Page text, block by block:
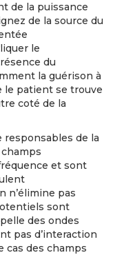
de la puissance
de la source du
le
du
la guérison à
le patient se trouve
coté de la
responsables de la
et sont
n’élimine pas
sont
des ondes
pas d’interaction
cas des champs